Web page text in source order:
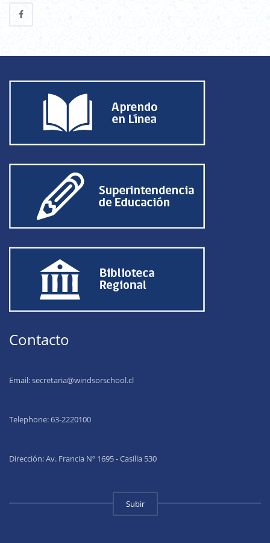
Contacto
Email:secretaria@windsorschool.cl
Telephone: 63-2220100
Dirección: Av. Francia Nº 1695 - Casilla 530
Subir